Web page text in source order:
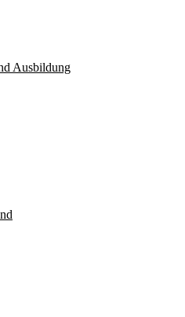
Ausbildung